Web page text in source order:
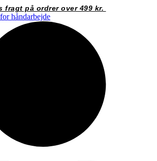
fragt på ordrer over 499 kr.